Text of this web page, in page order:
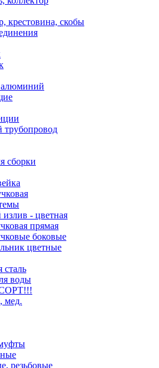
крестовина, скобы
алюминий
сборки
- цветная
прямая
боковые
цветные
воды
СОРТ!!!
мед.
резьбовые